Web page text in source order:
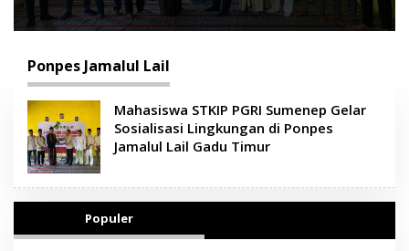
Ponpes Jamalul Lail
Mahasiswa STKIP PGRI Sumenep Gelar
Sosialisasi Lingkungan di Ponpes
Jamalul Lail Gadu Timur
Populer